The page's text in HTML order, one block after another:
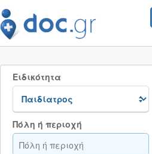
Ειδικότητα
Πόλη ή περιοχή